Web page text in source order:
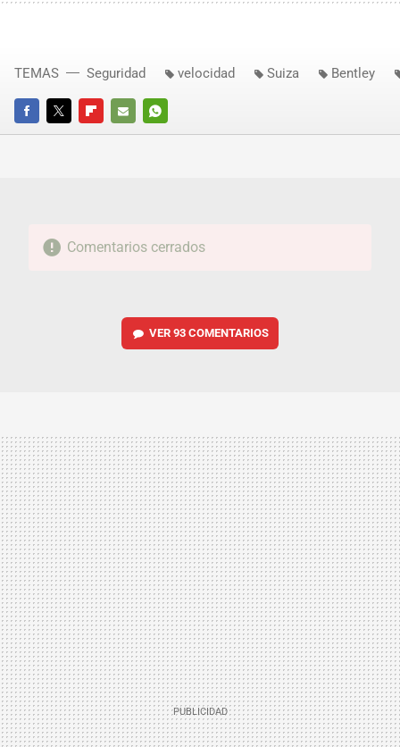
FACEBOOKTWITTERFLIPBOARD
E-
WHATSAPP
TEMAS Seguridad velocidad Suiza Bentley
Comentarios cerrados
VER 93 COMENTARIOS